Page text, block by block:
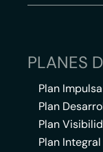
PLANES
Plan Impulsa
Plan
Plan
Plan Integral